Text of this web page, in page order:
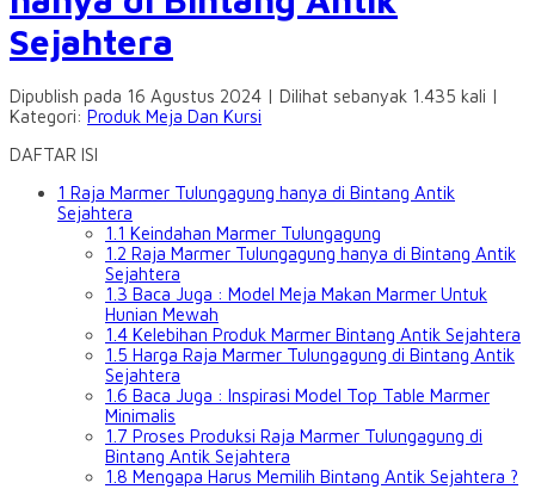
Sejahtera
Dipublish pada 16 Agustus 2024 | Dilihat sebanyak 1.435 kali |
Kategori: Produk Meja Dan Kursi
DAFTAR ISI
1 Raja Marmer Tulungagung hanya di Bintang Antik
Sejahtera
1.1 Keindahan Marmer Tulungagung
1.2 Raja Marmer Tulungagung hanya di Bintang Antik
Sejahtera
1.3 Baca Juga : Model Meja Makan Marmer Untuk
Hunian Mewah
1.4 Kelebihan Produk Marmer Bintang Antik Sejahtera
1.5 Harga Raja Marmer Tulungagung di Bintang Antik
Sejahtera
1.6 Baca Juga : Inspirasi Model Top Table Marmer
Minimalis
1.7 Proses Produksi Raja Marmer Tulungagung di
Bintang Antik Sejahtera
1.8 Mengapa Harus Memilih Bintang Antik Sejahtera ?